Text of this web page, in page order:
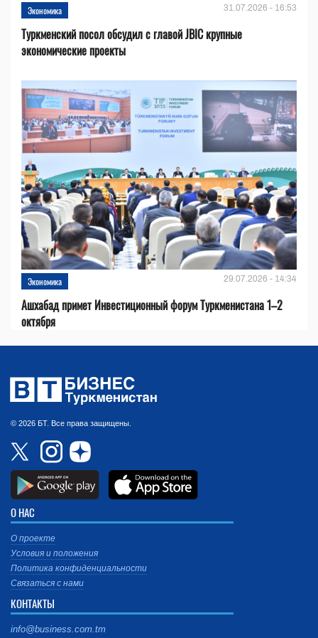
Экономика 31.07.2026 - 16:53
Туркменский посол обсудил с главой JBIC крупные
экономические проекты
Экономика 29.07.2026 - 14:34
Ашхабад примет Инвестиционный форум Туркменистана 1–2
октября
© 2026 БТ. Все права защищены.
О НАС
О проекте
Условия и положения
Политика конфиденциальности
Связаться с нами
КОНТАКТЫ
info@business.com.tm